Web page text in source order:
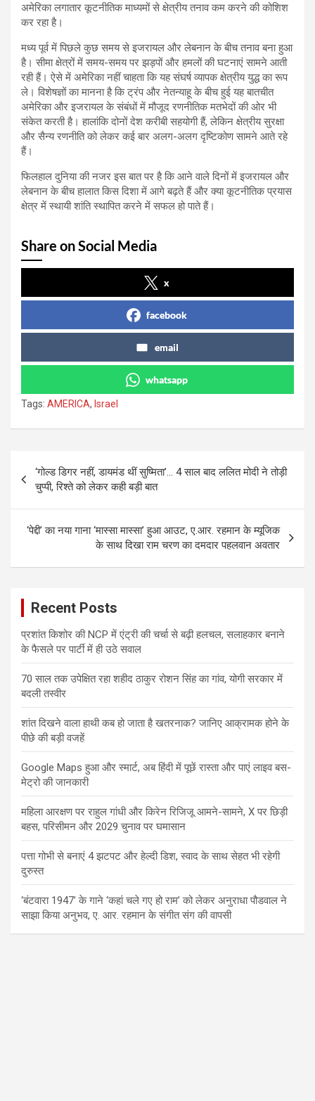
अमेरिका लगातार कूटनीतिक माध्यमों से क्षेत्रीय तनाव कम करने की कोशिश
कर रहा है।
मध्य पूर्व में पिछले कुछ समय से इजरायल और लेबनान के बीच तनाव बना हुआ
है। सीमा क्षेत्रों में समय-समय पर झड़पों और हमलों की घटनाएं सामने आती
रही हैं। ऐसे में अमेरिका नहीं चाहता कि यह संघर्ष व्यापक क्षेत्रीय युद्ध का रूप
ले। विशेषज्ञों का मानना है कि ट्रंप और नेतन्याहू के बीच हुई यह बातचीत
अमेरिका और इजरायल के संबंधों में मौजूद रणनीतिक मतभेदों की ओर भी
संकेत करती है। हालांकि दोनों देश करीबी सहयोगी हैं, लेकिन क्षेत्रीय सुरक्षा
और सैन्य रणनीति को लेकर कई बार अलग-अलग दृष्टिकोण सामने आते रहे
हैं।
फिलहाल दुनिया की नजर इस बात पर है कि आने वाले दिनों में इजरायल और
लेबनान के बीच हालात किस दिशा में आगे बढ़ते हैं और क्या कूटनीतिक प्रयास
क्षेत्र में स्थायी शांति स्थापित करने में सफल हो पाते हैं।
Share on Social Media
x
facebook
email
whatsapp
Tags: AMERICA, Israel
Post
navigation
‘गोल्ड डिगर नहीं, डायमंड थीं सुष्मिता’… 4 साल बाद ललित मोदी ने तोड़ी
चुप्पी, रिश्ते को लेकर कही बड़ी बात
‘पेद्दी’ का नया गाना ‘मास्सा मास्सा’ हुआ आउट, ए.आर. रहमान के म्यूजिक
के साथ दिखा राम चरण का दमदार पहलवान अवतार
Recent Posts
प्रशांत किशोर की NCP में एंट्री की चर्चा से बढ़ी हलचल, सलाहकार बनाने
के फैसले पर पार्टी में ही उठे सवाल
70 साल तक उपेक्षित रहा शहीद ठाकुर रोशन सिंह का गांव, योगी सरकार में
बदली तस्वीर
शांत दिखने वाला हाथी कब हो जाता है खतरनाक? जानिए आक्रामक होने के
पीछे की बड़ी वजहें
Google Maps हुआ और स्मार्ट, अब हिंदी में पूछें रास्ता और पाएं लाइव बस-
मेट्रो की जानकारी
महिला आरक्षण पर राहुल गांधी और किरेन रिजिजू आमने-सामने, X पर छिड़ी
बहस, परिसीमन और 2029 चुनाव पर घमासान
पत्ता गोभी से बनाएं 4 झटपट और हेल्दी डिश, स्वाद के साथ सेहत भी रहेगी
दुरुस्त
‘बंटवारा 1947’ के गाने ‘कहां चले गए हो राम’ को लेकर अनुराधा पौडवाल ने
साझा किया अनुभव, ए. आर. रहमान के संगीत संग की वापसी